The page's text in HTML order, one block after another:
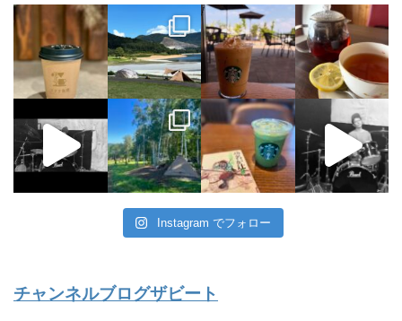
Instagram でフォロー
チャンネルブログザビート